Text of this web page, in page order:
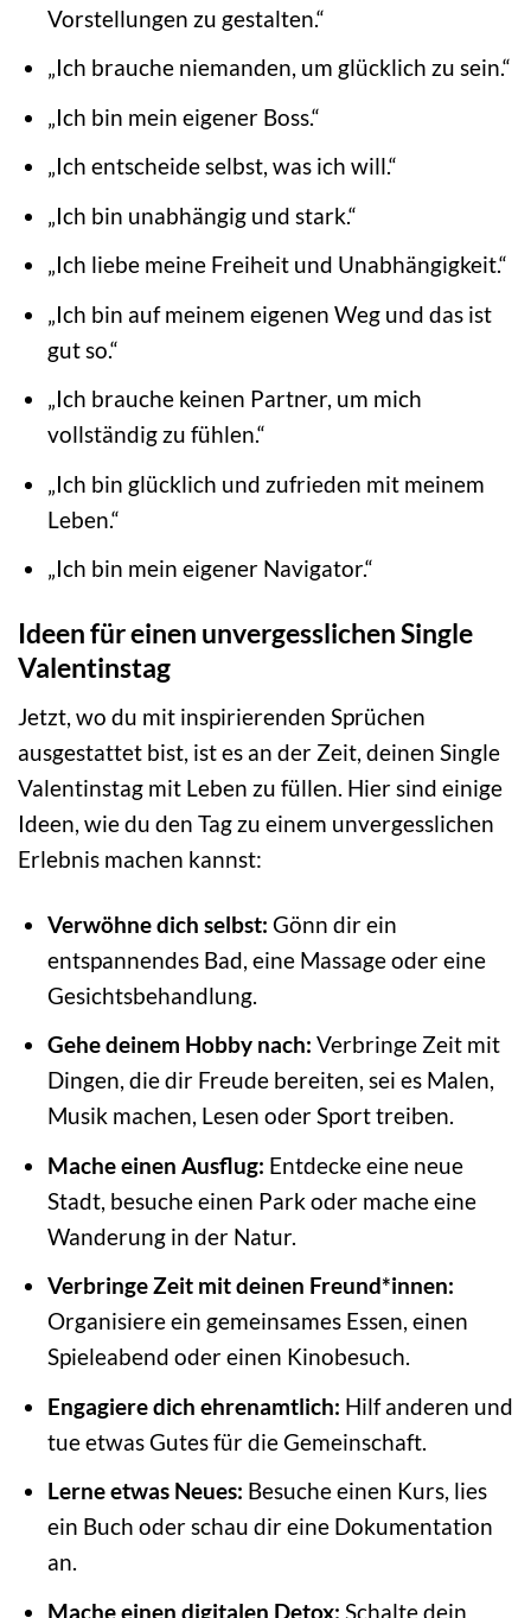
Vorstellungen zu gestalten.“
„Ich brauche niemanden, um glücklich zu sein.“
„Ich bin mein eigener Boss.“
„Ich entscheide selbst, was ich will.“
„Ich bin unabhängig und stark.“
„Ich liebe meine Freiheit und Unabhängigkeit.“
„Ich bin auf meinem eigenen Weg und das ist
gut so.“
„Ich brauche keinen Partner, um mich
vollständig zu fühlen.“
„Ich bin glücklich und zufrieden mit meinem
Leben.“
„Ich bin mein eigener Navigator.“
Ideen für einen unvergesslichen Single
Valentinstag
Jetzt, wo du mit inspirierenden Sprüchen
ausgestattet bist, ist es an der Zeit, deinen Single
Valentinstag mit Leben zu füllen. Hier sind einige
Ideen, wie du den Tag zu einem unvergesslichen
Erlebnis machen kannst:
Verwöhne dich selbst: Gönn dir ein
entspannendes Bad, eine Massage oder eine
Gesichtsbehandlung.
Gehe deinem Hobby nach: Verbringe Zeit mit
Dingen, die dir Freude bereiten, sei es Malen,
Musik machen, Lesen oder Sport treiben.
Mache einen Ausflug: Entdecke eine neue
Stadt, besuche einen Park oder mache eine
Wanderung in der Natur.
Verbringe Zeit mit deinen Freund*innen:
Organisiere ein gemeinsames Essen, einen
Spieleabend oder einen Kinobesuch.
Engagiere dich ehrenamtlich: Hilf anderen und
tue etwas Gutes für die Gemeinschaft.
Lerne etwas Neues: Besuche einen Kurs, lies
ein Buch oder schau dir eine Dokumentation
an.
Mache einen digitalen Detox: Schalte dein